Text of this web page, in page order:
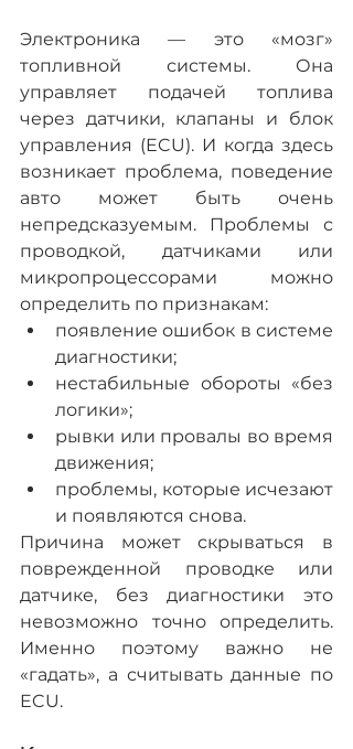
Электроника — это «мозг»
топливной системы. Она
управляет подачей топлива
через датчики, клапаны и блок
управления (ECU). И когда здесь
возникает проблема, поведение
авто может быть очень
непредсказуемым. Проблемы с
проводкой, датчиками или
микропроцессорами можно
определить по признакам:
появление ошибок в системе
диагностики;
нестабильные обороты «без
логики»;
рывки или провалы во время
движения;
проблемы, которые исчезают
и появляются снова.
Причина может скрываться в
поврежденной проводке или
датчике, без диагностики это
невозможно точно определить.
Именно поэтому важно не
«гадать», а считывать данные по
ECU.